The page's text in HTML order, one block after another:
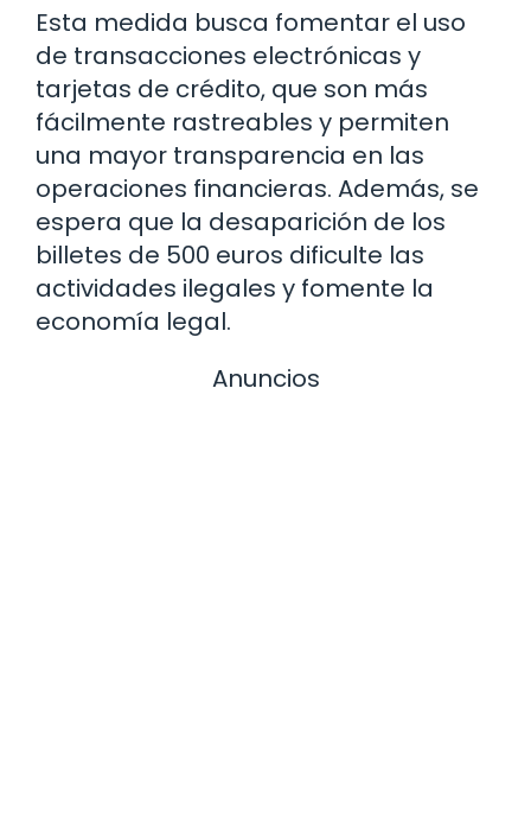
Esta medida busca fomentar el uso
de transacciones electrónicas y
tarjetas de crédito, que son más
fácilmente rastreables y permiten
una mayor transparencia en las
operaciones financieras. Además, se
espera que la desaparición de los
billetes de 500 euros dificulte las
actividades ilegales y fomente la
economía legal.
Anuncios